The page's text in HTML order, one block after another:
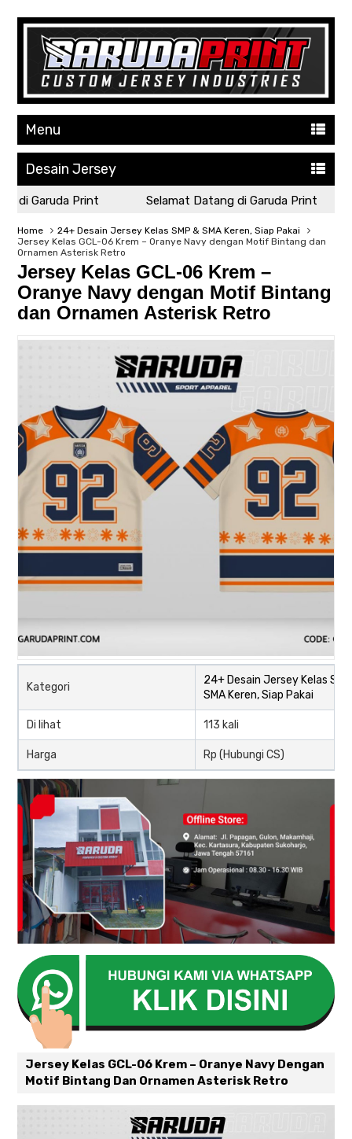
Menu
Desain Jersey
di Garuda Print Selamat Datang di Garuda Print
Home
24+ Desain Jersey Kelas SMP & SMA Keren, Siap Pakai
Jersey Kelas GCL-06 Krem – Oranye Navy dengan Motif Bintang dan
Ornamen Asterisk Retro
Jersey Kelas GCL-06 Krem –
Oranye Navy dengan Motif Bintang
dan Ornamen Asterisk Retro
Kategori
24+ Desain Jersey Kelas
SMA Keren, Siap Pakai
Di lihat 113 kali
Harga Rp (Hubungi CS)
Jersey Kelas GCL-06 Krem – Oranye Navy Dengan
Motif Bintang Dan Ornamen Asterisk Retro